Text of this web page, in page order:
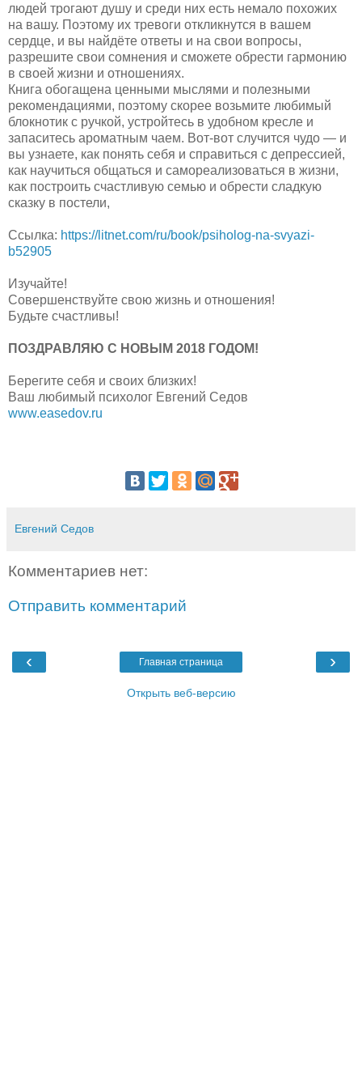
людей трогают душу и среди них есть немало похожих
на вашу. Поэтому их тревоги откликнутся в вашем
сердце, и вы найдёте ответы и на свои вопросы,
разрешите свои сомнения и сможете обрести гармонию
в своей жизни и отношениях.
Книга обогащена ценными мыслями и полезными
рекомендациями, поэтому скорее возьмите любимый
блокнотик с ручкой, устройтесь в удобном кресле и
запаситесь ароматным чаем. Вот-вот случится чудо — и
вы узнаете, как понять себя и справиться с депрессией,
как научиться общаться и самореализоваться в жизни,
как построить счастливую семью и обрести сладкую
сказку в постели,
Ссылка: https://litnet.com/ru/book/psiholog-na-svyazi-
b52905
Изучайте!
Совершенствуйте свою жизнь и отношения!
Будьте счастливы!
ПОЗДРАВЛЯЮ С НОВЫМ 2018 ГОДОМ!
Берегите себя и своих близких!
Ваш любимый психолог Евгений Седов
www.easedov.ru
Евгений Седов
Комментариев нет:
Отправить комментарий
‹ ›
Главная страница
Открыть веб-версию